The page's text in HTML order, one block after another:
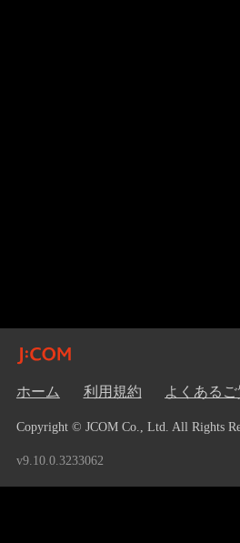
ホーム 利用規約 よくあるご
Copyright © JCOM Co., Ltd. All Rights
v9.10.0.3233062